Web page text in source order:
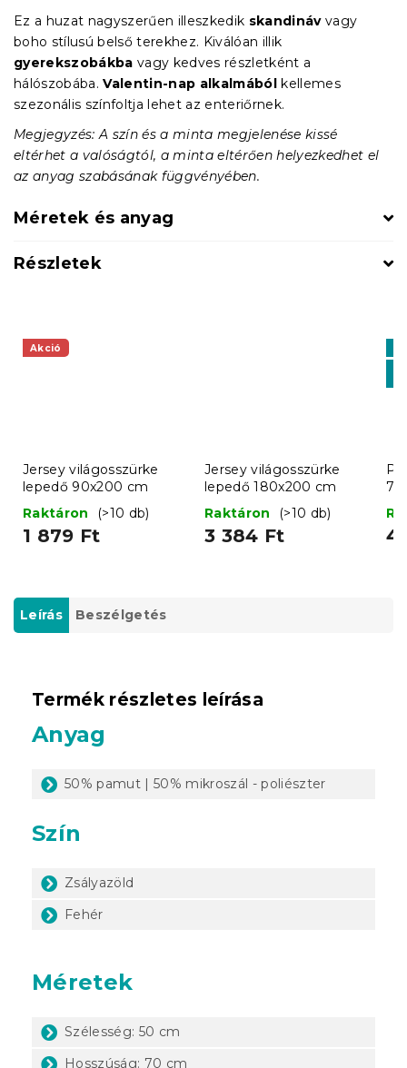
Ez a huzat nagyszerűen illeszkedik skandinávvagy
boho stílusú belső terekhez. Kiválóan illik
gyerekszobákba vagy kedves részletként a
hálószobába.Valentin-nap alkalmából kellemes
szezonális színfoltja lehet az enteriőrnek.
Megjegyzés: A szín és a minta megjelenése kissé
eltérhet a valóságtól, a minta eltérően helyezkedhet el
az anyag szabásának függvényében.
Méretek és anyag
Részletek
Akció
Jersey világosszürke
lepedő 90x200 cm
Raktáron
(>10 db)
1 879 Ft
Jersey világosszürke
lepedő 180x200 cm
Raktáron
(>10 db)
3 384 Ft
70
4
Leírás Beszélgetés
Termék részletes leírása
Anyag
50% pamut | 50% mikroszál - poliészter
Szín
Zsályazöld
Fehér
Méretek
Szélesség: 50 cm
Hosszúság: 70 cm